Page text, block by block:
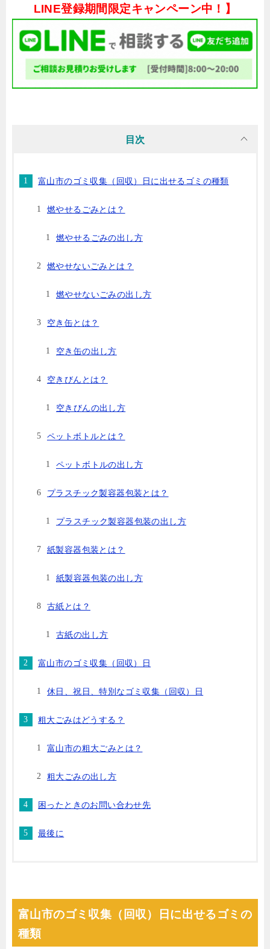
LINE登録期間限定キャンペーン中！】
目次
富山市のゴミ収集（回収）日に出せるゴミの種類
燃やせるごみとは？
燃やせるごみの出し方
燃やせないごみとは？
燃やせないごみの出し方
空き缶とは？
空き缶の出し方
空きびんとは？
空きびんの出し方
ペットボトルとは？
ペットボトルの出し方
プラスチック製容器包装とは？
プラスチック製容器包装の出し方
紙製容器包装とは？
紙製容器包装の出し方
古紙とは？
古紙の出し方
富山市のゴミ収集（回収）日
休日、祝日、特別なゴミ収集（回収）日
粗大ごみはどうする？
富山市の粗大ごみとは？
粗大ごみの出し方
困ったときのお問い合わせ先
最後に
富山市のゴミ収集（回収）日に出せるゴミの
種類